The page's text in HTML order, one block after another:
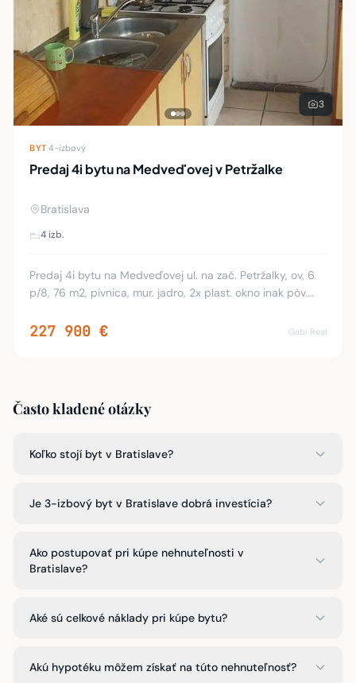
3
BYT·4-izbový
Predaj 4i bytu na Medveďovej v Petržalke
Bratislava
4 izb.
Predaj 4i bytu na Medveďovej ul. na zač. Petržalky, ov, 6.
p/8, 76 m2, pivnica, mur. jadro, 2x plast. okno inak pôv.
prerobenia na lodžiu/, bytov
227 900 € Gabi Real
Často kladené otázky
Koľko stojí byt v Bratislave?
Je 3-izbový byt v Bratislave dobrá investícia?
Ako postupovať pri kúpe nehnuteľnosti v
Bratislave?
Aké sú celkové náklady pri kúpe bytu?
Akú hypotéku môžem získať na túto nehnuteľnosť?